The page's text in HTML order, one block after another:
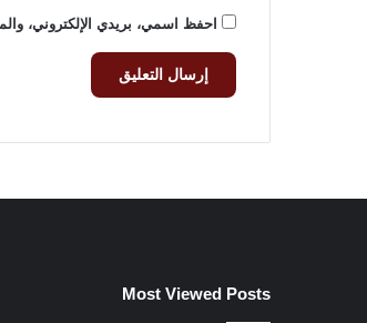
t
y
احفظ اسمي، بريدي الإلكتروني،
Most Viewed Posts